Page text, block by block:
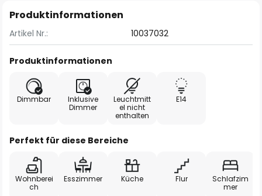
Produktinformationen
Artikel Nr.: 10037032
Produktinformationen
Dimmbar
Inklusive
Dimmer
Leuchtmitt
el nicht
enthalten
E14
Perfekt für diese Bereiche
Wohnberei
ch
Esszimmer Küche Flur
Schlafzim
mer